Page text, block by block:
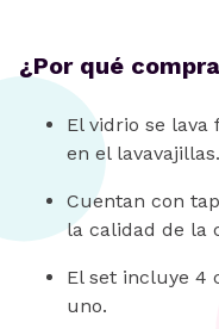
¿Por qué
El vidrio se
en el lavavajillas.
Cuentan con
la calidad de la
El set incluye 4
uno.